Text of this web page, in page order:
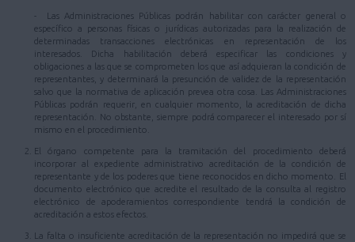
- Las Administraciones Públicas podrán habilitar con carácter general o
específico a personas físicas o jurídicas autorizadas para la realización de
determinadas transacciones electrónicas en representación de los
interesados. Dicha habilitación deberá especificar las condiciones y
obligaciones a las que se comprometen los que así adquieran la condición de
representantes, y determinará la presunción de validez de la representación
salvo que la normativa de aplicación prevea otra cosa. Las Administraciones
Públicas podrán requerir, en cualquier momento, la acreditación de dicha
representación. No obstante, siempre podrá comparecer el interesado por sí
mismo en el procedimiento.
El órgano competente para la tramitación del procedimiento deberá
incorporar al expediente administrativo acreditación de la condición de
representante y de los poderes que tiene reconocidos en dicho momento. El
documento electrónico que acredite el resultado de la consulta al registro
electrónico de apoderamientos correspondiente tendrá la condición de
acreditación a estos efectos.
La falta o insuficiente acreditación de la representación no impedirá que se